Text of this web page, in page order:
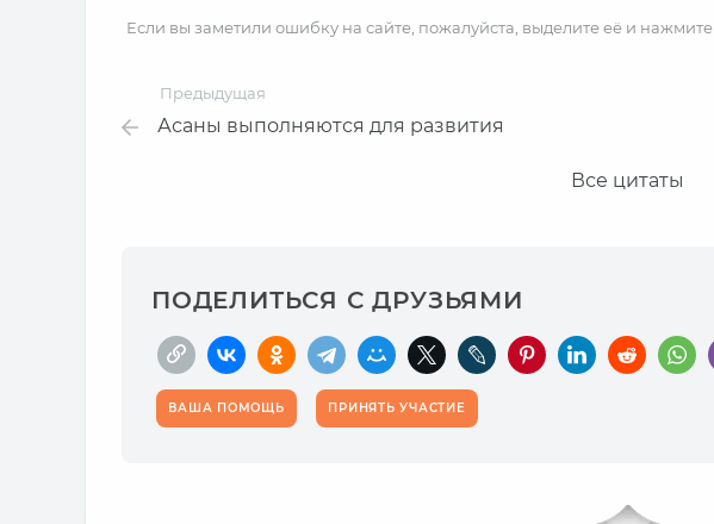
Если вы заметили ошибку на сайте, пожалуйста, выделите её и нажмите
Предыдущая
Асаны выполняются для развития
Все цитаты
ПОДЕЛИТЬСЯ С ДРУЗЬЯМИ
ВАША ПОМОЩЬ ПРИНЯТЬ УЧАСТИЕ